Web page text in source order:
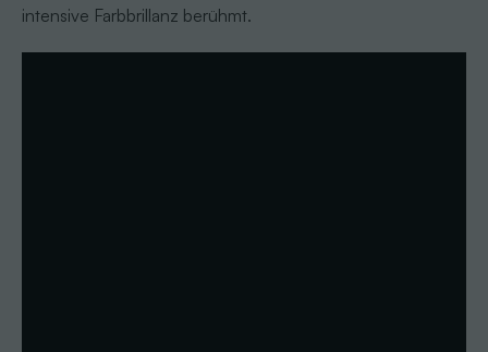
intensive Farbbrillanz berühmt.